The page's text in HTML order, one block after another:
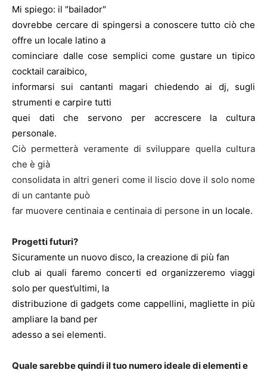
Mi spiego: il "bailador"
dovrebbe cercare di spingersi a conoscere tutto ciò che
offre un locale latino a
cominciare dalle cose semplici come gustare un tipico
cocktail caraibico,
informarsi sui cantanti magari chiedendo ai dj, sugli
strumenti e carpire tutti
quei dati che servono per accrescere la cultura
personale.
Ciò permetterà veramente di sviluppare quella cultura
che è già
consolidata in altri generi come il liscio dove il solo nome
di un cantante può
far muovere centinaia e centinaia di persone in un locale.
Progetti futuri?
Sicuramente un nuovo disco, la creazione di più fan
club ai quali faremo concerti ed organizzeremo viaggi
solo per quest’ultimi, la
distribuzione di gadgets come cappellini, magliette in più
ampliare la band per
adesso a sei elementi.
Quale sarebbe quindi il tuo numero ideale di elementi e